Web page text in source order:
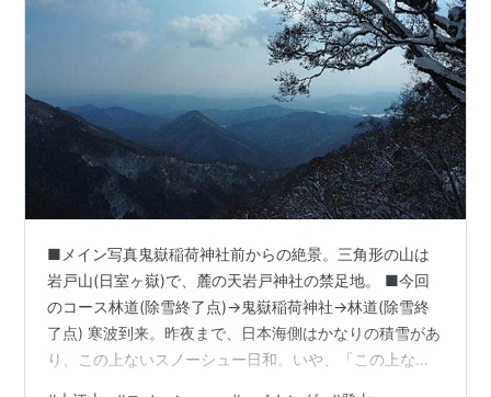
■メイン写真鬼嶽稲荷神社前からの絶景。三角形の山は
岩戸山(日室ヶ嶽)で、麓の天岩戸神社の禁足地。 ■今回
のコース林道(除雪終了点)→鬼嶽稲荷神社→林道(除雪終
了点) 寒波到来。昨夜まで、日本海側はかなりの積雪があ
り、この上ないスノーシュー日和。いや、「この上な